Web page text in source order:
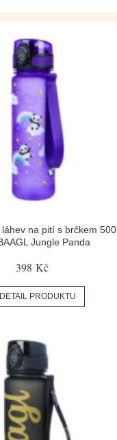
na pití s brčkem 500
Jungle Panda
398 Kč
DETAIL PRODUKTU